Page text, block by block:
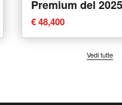
Premium del 2025
usata a Bologna
€ 48,400
Vedi tutte